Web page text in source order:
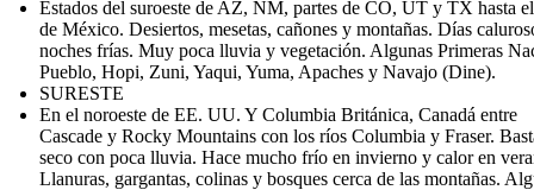
Estados del suroeste de AZ, NM, partes de CO, UT y TX hasta
de México. Desiertos, mesetas, cañones y montañas. Días
noches frías. Muy poca lluvia y vegetación. Algunas Primeras
Pueblo, Hopi, Zuni, Yaqui, Yuma, Apaches y Navajo (Dine).
SURESTE
En el noroeste de EE. UU. Y Columbia Británica, Canadá entre
Cascade y Rocky Mountains con los ríos Columbia y Fraser.
seco con poca lluvia. Hace mucho frío en invierno y calor en
Llanuras, gargantas, colinas y bosques cerca de las montañas.